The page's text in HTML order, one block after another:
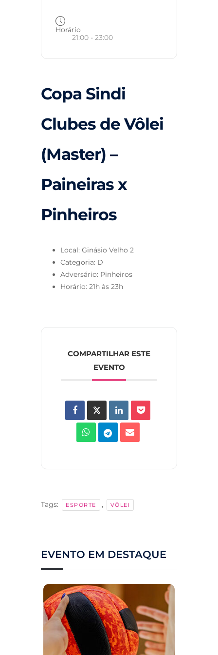
Horário
21:00 - 23:00
Copa Sindi
Clubes de Vôlei
(Master) –
Paineiras x
Pinheiros
Local: Ginásio Velho 2
Categoria: D
Adversário: Pinheiros
Horário: 21h às 23h
COMPARTILHAR ESTE
EVENTO
Tags: ESPORTE , VÔLEI
EVENTO EM DESTAQUE